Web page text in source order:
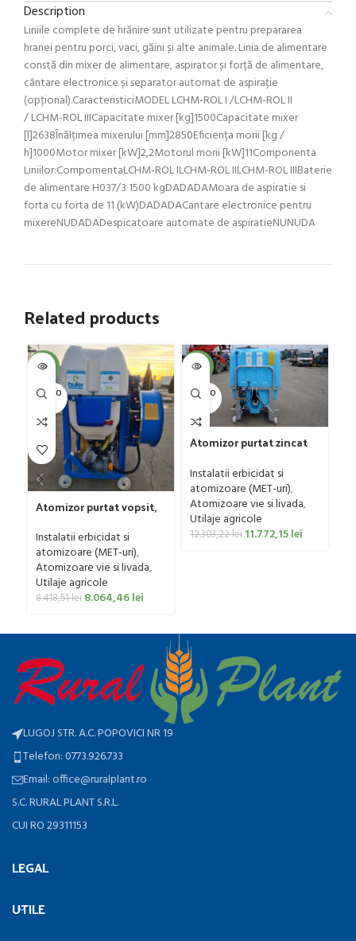
Description
Liniile complete de hrănire sunt utilizate pentru prepararea
hranei pentru porci, vaci, găini și alte animale. Linia de alimentare
constă din mixer de alimentare, aspirator și forță de alimentare,
cântare electronice și separator automat de aspirație
(opțional).CaracteristiciMODEL LCHM-ROL I /LCHM-ROL II
/ LCHM-ROL IIICapacitate mixer [kg]1500Capacitate mixer
[l]2638Înălțimea mixerului [mm]2850Eficiența morii [kg /
h]1000Motor mixer [kW]2,2Motorul morii [kW]11Componenta
Liniilor:CompomentaLCHM-ROL ILCHM-ROL IILCHM-ROL IIIBaterie
de alimentare H037/3 1500 kgDADADAMoara de aspiratie si
forta cu forta de 11 (kW)DADADACantare electronice pentru
mixereNUDADADespicatoare automate de aspiratieNUNUDA
Related products
-4%
SOLD O
UT
Atomizor purtat vopsit,
Bufer, model Ronda
Clasic, 200 litri
Instalatii erbicidat si
atomizoare (MET-uri),
Atomizoare vie si livada,
Utilaje agricole
8.418,51lei 8.064,46lei
-4%
SOLD O
UT
Atomizor purtat zincat
Bufer, model Ronda,
300 litri
Instalatii erbicidat si
atomizoare (MET-uri),
Atomizoare vie si livada,
Utilaje agricole
12.303,22lei 11.772,15lei
LUGOJ STR. A.C. POPOVICI NR 19
Telefon: 0773.926.733
Email: office@ruralplant.ro
S.C. RURAL PLANT S.R.L.
CUI RO 29311153
LEGAL
UTILE